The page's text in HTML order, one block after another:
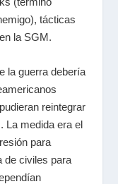
tácticas
la SGM.
la guerra debería
reintegrar
La medida era el
para
de civiles para